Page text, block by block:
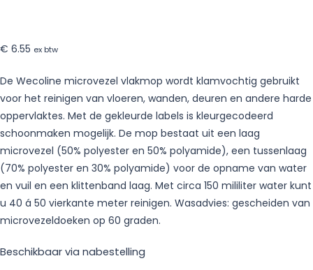
€ 6.55 ex btw
De Wecoline microvezel vlakmop wordt klamvochtig gebruikt
voor het reinigen van vloeren, wanden, deuren en andere harde
oppervlaktes. Met de gekleurde labels is kleurgecodeerd
schoonmaken mogelijk. De mop bestaat uit een laag
microvezel (50% polyester en 50% polyamide), een tussenlaag
(70% polyester en 30% polyamide) voor de opname van water
en vuil en een klittenband laag. Met circa 150 mililiter water kunt
u 40 á 50 vierkante meter reinigen. Wasadvies: gescheiden van
microvezeldoeken op 60 graden.
Beschikbaar via nabestelling